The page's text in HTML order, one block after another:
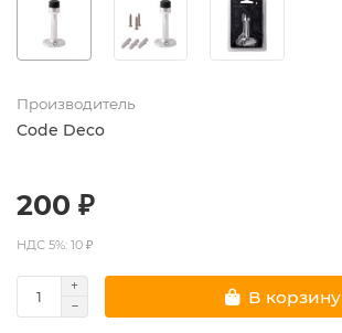
Производитель
Code Deco
200 ₽
НДС 5%: 10 ₽
В корзину